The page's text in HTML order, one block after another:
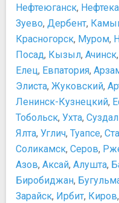
Петровская
Санкт-Петербургский
театрального и
Центральный военно-
Центральный музей
Эрарта
Ночная жизнь,
Библиотека
Будда-Бар
Гадкий Койот
Гости ресторан
Джаз-клуб JFC
Кафе Зингеръ
Клуб А2
Обмен валюты
Остерегайтесь
Осторожно!
Следите за ценными
Схемы
План
План парка г. Павловск
План парка г.
План ЦПКиО им. Кирова
Схема аэропорта
Схема
Схема
Схема Летнего сада
Схема Московского
Нефтеюганск,
Зуево, Дербент,
Красногорск, Муром,
Посад, Кызыл, Ачинск,
Елец, Евпатория,
Элиста, Жуковский,
Ленинск-Кузнецкий,
Тобольск, Ухта,
Ялта, Углич, Туапсе,
Соликамск, Серов,
Азов, Аксай, Алушта,
Биробиджан,
Зарайск, Ирбит, Киров,